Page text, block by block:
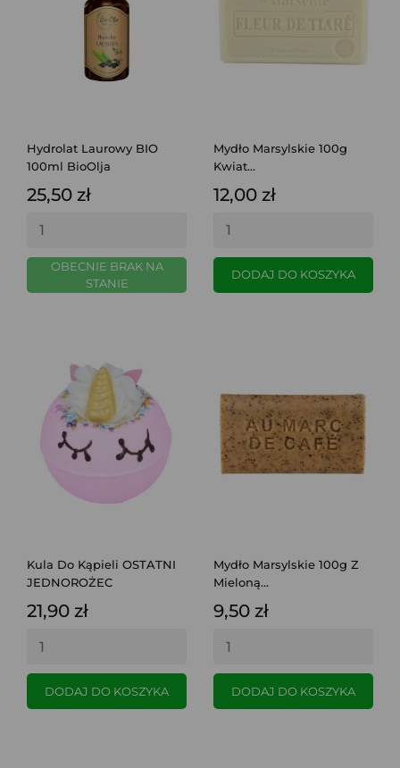
Hydrolat Laurowy BIO
100ml BioOlja
25,50 zł
OBECNIE BRAK NA
STANIE
Mydło Marsylskie 100g
Kwiat...
12,00 zł
DODAJ DO KOSZYKA
Kula Do Kąpieli OSTATNI
JEDNOROŻEC
21,90 zł
DODAJ DO KOSZYKA
Mydło Marsylskie 100g Z
Mieloną...
9,50 zł
DODAJ DO KOSZYKA